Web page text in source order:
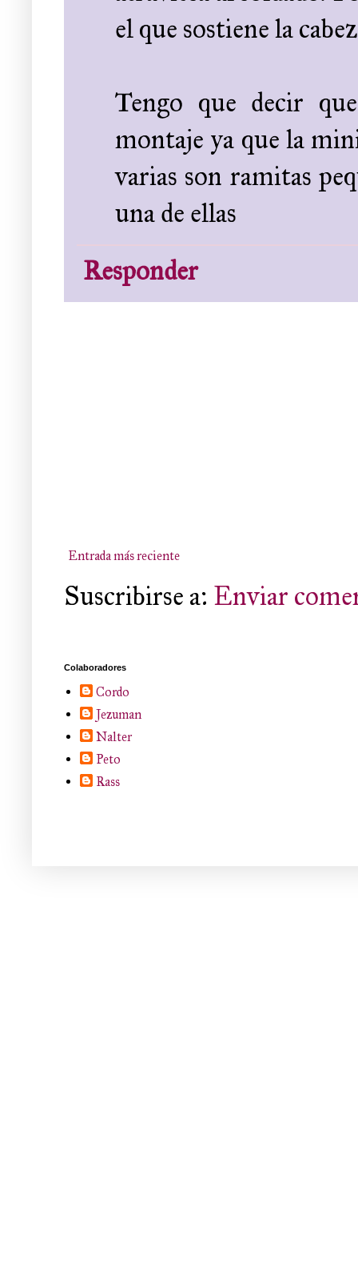
el que sostiene la
Tengo que decir
montaje ya que la
varias son ramitas
una de ellas
Responder
Entrada más reciente
Suscribirse a: Enviar
Colaboradores
Cordo
Jezuman
Nalter
Peto
Rass